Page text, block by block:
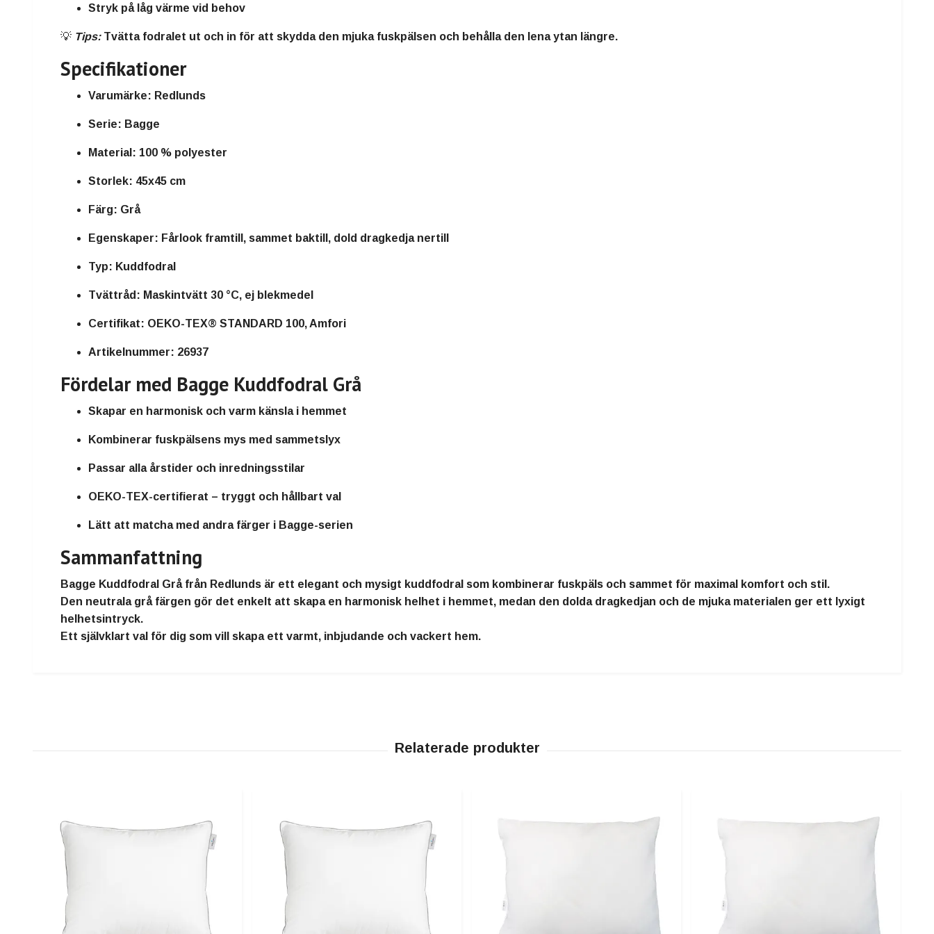
Stryk på låg värme vid behov
💡 Tips:Tvätta fodralet ut och in för att skydda den mjuka fuskpälsen och behålla den lena ytan längre.
Specifikationer
Varumärke: Redlunds
Serie: Bagge
Material: 100 % polyester
Storlek: 45x45 cm
Färg: Grå
Egenskaper: Fårlook framtill, sammet baktill, dold dragkedja nertill
Typ: Kuddfodral
Tvättråd: Maskintvätt 30 °C, ej blekmedel
Certifikat: OEKO-TEX® STANDARD 100, Amfori
Artikelnummer: 26937
Fördelar med Bagge Kuddfodral Grå
Skapar en harmonisk och varm känsla i hemmet
Kombinerar fuskpälsens mys med sammetslyx
Passar alla årstider och inredningsstilar
OEKO-TEX-certifierat – tryggt och hållbart val
Lätt att matcha med andra färger i Bagge-serien
Sammanfattning
Bagge Kuddfodral Gråfrån Redlunds är ett elegant och mysigt kuddfodral som kombinerar fuskpäls och sammet för maximal komfort och stil.
Den neutrala grå färgen gör det enkelt att skapa en harmonisk helhet i hemmet, medan den dolda dragkedjan och de mjuka materialen ger ett lyxigt
helhetsintryck.
Ett självklart val för dig som vill skapa ett varmt, inbjudande och vackert hem.